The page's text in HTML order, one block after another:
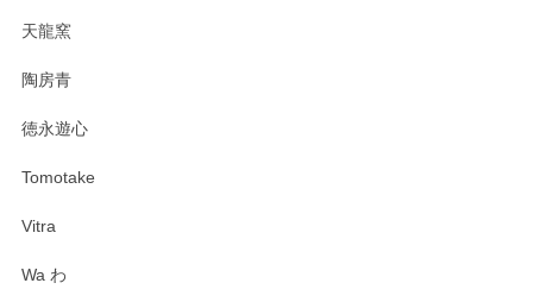
天龍窯
陶房青
徳永遊心
Tomotake
Vitra
Wa わ